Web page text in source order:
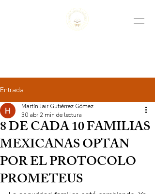
Entrada
8 DE CADA 10 FAMILIAS
MEXICANAS OPTAN
POR EL PROTOCOLO
PROMETEUS
Martín Jair Gutiérrez Gómez
30 abr 2 min de lectura